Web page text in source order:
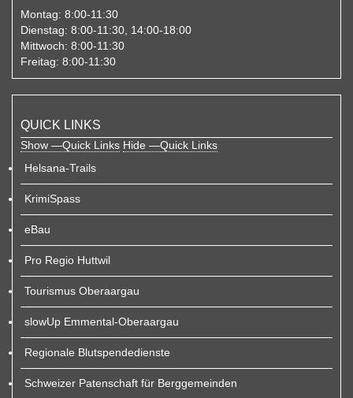
Montag: 8:00-11:30
Dienstag: 8:00-11:30, 14:00-18:00
Mittwoch: 8:00-11:30
Freitag: 8:00-11:30
QUICK LINKS
Show —Quick Links Hide —Quick Links
Helsana-Trails
KrimiSpass
eBau
Pro Regio Huttwil
Tourismus Oberaargau
slowUp Emmental-Oberaargau
Regionale Blutspendedienste
Schweizer Patenschaft für Berggemeinden